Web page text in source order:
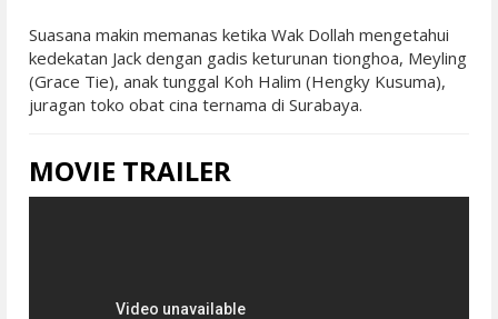
Suasana makin memanas ketika Wak Dollah mengetahui
kedekatan Jack dengan gadis keturunan tionghoa, Meyling
(Grace Tie), anak tunggal Koh Halim (Hengky Kusuma),
juragan toko obat cina ternama di Surabaya.
MOVIE TRAILER